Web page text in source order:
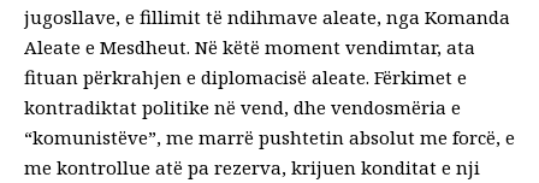
jugosllave, e fillimit të ndihmave aleate, nga Komanda
Aleate e Mesdheut. Në këtë moment vendimtar, ata
fituan përkrahjen e diplomacisë aleate. Fërkimet e
kontradiktat politike në vend, dhe vendosmëria e
“komunistëve”, me marrë pushtetin absolut me forcë, e
me kontrollue atë pa rezerva, krijuen konditat e nji